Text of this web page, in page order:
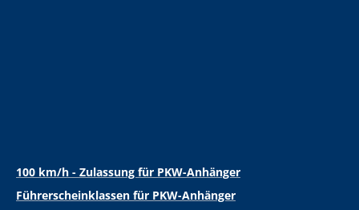
100 km/h - Zulassung für PKW-Anhänger
Führerscheinklassen für PKW-Anhänger